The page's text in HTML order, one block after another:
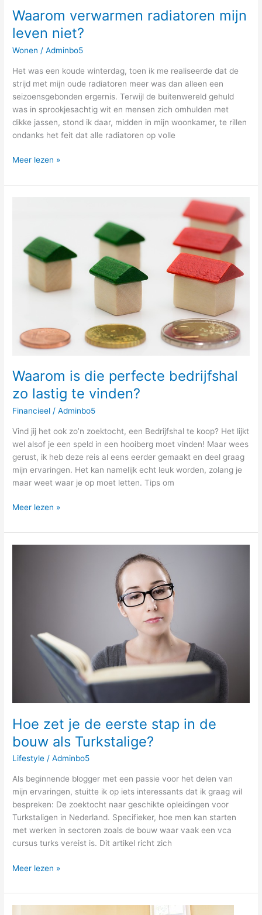
Waarom verwarmen radiatoren mijn
leven niet?
Wonen /Adminbo5
Het was een koude winterdag, toen ik me realiseerde dat de
strijd met mijn oude radiatoren meer was dan alleen een
seizoensgebonden ergernis. Terwijl de buitenwereld gehuld
was in sprookjesachtig wit en mensen zich omhulden met
dikke jassen, stond ik daar, midden in mijn woonkamer, te rillen
ondanks het feit dat alle radiatoren op volle
Meer lezen »
Waarom is die perfecte bedrijfshal
zo lastig te vinden?
Financieel /Adminbo5
Vind jij het ook zo’n zoektocht, een Bedrijfshal te koop? Het lijkt
wel alsof je een speld in een hooiberg moet vinden! Maar wees
gerust, ik heb deze reis al eens eerder gemaakt en deel graag
mijn ervaringen. Het kan namelijk echt leuk worden, zolang je
maar weet waar je op moet letten. Tips om
perfecte
bedrijfshal
lastig
Meer lezen »
Hoe zet je de eerste stap in de
bouw als Turkstalige?
Lifestyle /Adminbo5
Als beginnende blogger met een passie voor het delen van
mijn ervaringen, stuitte ik op iets interessants dat ik graag wil
bespreken: De zoektocht naar geschikte opleidingen voor
Turkstaligen in Nederland. Specifieker, hoe men kan starten
met werken in sectoren zoals de bouw waar vaak een vca
cursus turks vereist is. Dit artikel richt zich
Turkstalige?
Meer lezen »